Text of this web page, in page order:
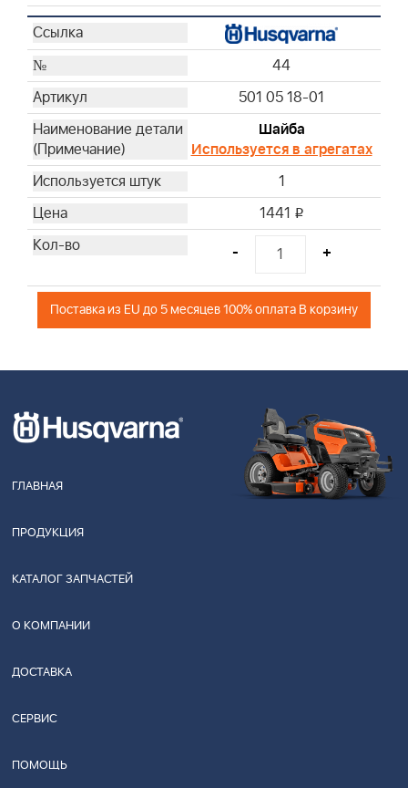
44
501 05 18-01
Шайба
Используется в агрегатах
1
1441 i
- +
Поставка из EU до 5 месяцев 100% оплата В корзину
ГЛАВНАЯ
ПРОДУКЦИЯ
КАТАЛОГ ЗАПЧАСТЕЙ
О КОМПАНИИ
ДОСТАВКА
СЕРВИС
ПОМОЩЬ